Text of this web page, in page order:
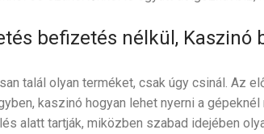
befizetés nélkül, Kaszinó
talál olyan terméket, csak úgy csinál. Az
kaszinó hogyan lehet nyerni a
alatt tartják, miközben szabad idejében